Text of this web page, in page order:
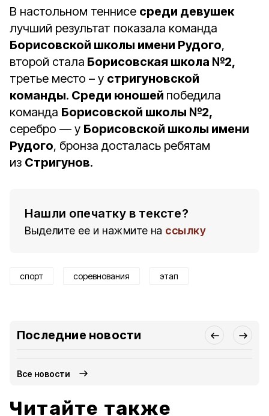
В настольном теннисе среди девушек
лучший результат показала команда
Борисовской школы имени Рудого,
второй стала Борисовская школа №2,
третье место – у стригуновской
команды. Среди юношей победила
команда Борисовской школы №2,
серебро — у Борисовской школы имени
Рудого, бронза досталась ребятам
из Стригунов.
Нашли опечатку в тексте?
Выделите ее и нажмите на ссылку
спорт соревнования этап
Последние новости
Все новости
Читайте также